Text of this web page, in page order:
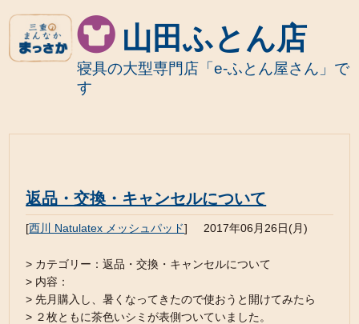
山田ふとん店
寝具の大型専門店「e-ふとん屋さん」で
す
返品・交換・キャンセルについて
[西川 Natulatex メッシュパッド] 2017年06月26日(月)
> カテゴリー：返品・交換・キャンセルについて
> 内容：
> 先月購入し、暑くなってきたので使おうと開けてみたら
> ２枚ともに茶色いシミが表側ついていました。